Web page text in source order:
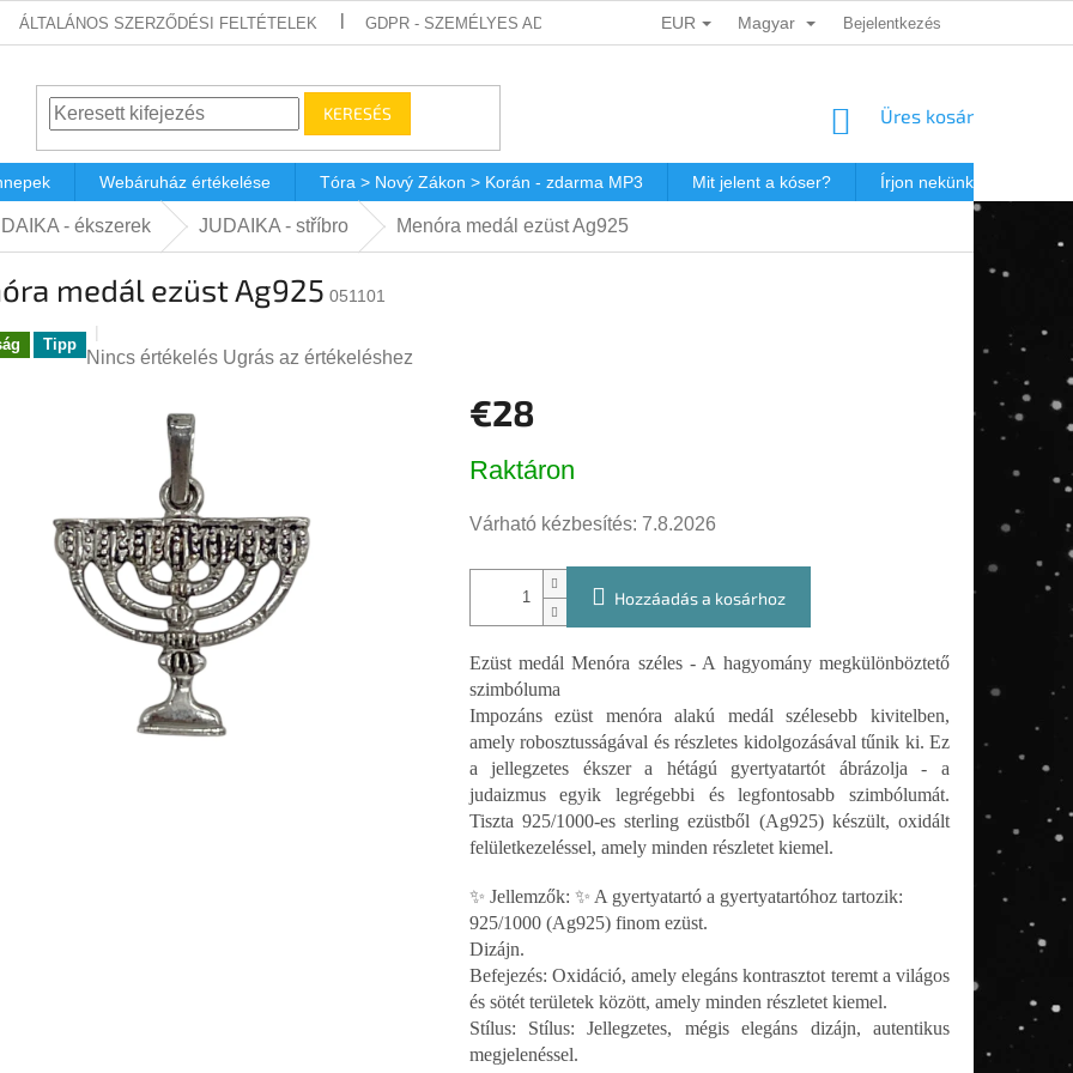
ÁLTALÁNOS SZERZŐDÉSI FELTÉTELEK GDPR - SZEMÉLYES ADATOK VÉDELME DÁRKOVÉ KUPONY POSTAKÖLTSÉG
EUR Magyar Bejelentkezés
KERESÉS KOSÁR
Üres kosár
Webáruház értékelése Tóra > Nový Zákon > Korán - zdarma MP3 Mit jelent a kóser? Írjon nekünk
- ékszerek JUDAIKA - stříbro Menóra medál ezüst Ag925
medál ezüst Ag925 051101
Tipp
A
értékelése
0,0
csillag.
Nincs értékelés Ugrás az értékeléshez
€28
Raktáron
Várható kézbesítés: 7.8.2026
Hozzáadás a kosárhoz
Ezüst medál Menóra széles - A hagyomány megkülönböztető
szimbóluma
Impozáns ezüst menóra alakú medál szélesebb kivitelben,
amely robosztusságával és részletes kidolgozásával tűnik ki. Ez
a jellegzetes ékszer a hétágú gyertyatartót ábrázolja - a
judaizmus egyik legrégebbi és legfontosabb szimbólumát.
Tiszta 925/1000-es sterling ezüstből (Ag925) készült, oxidált
felületkezeléssel, amely minden részletet kiemel.
✨ Jellemzők: ✨ A gyertyatartó a gyertyatartóhoz tartozik:
925/1000 (Ag925) finom ezüst.
Dizájn.
Befejezés: Oxidáció, amely elegáns kontrasztot teremt a világos
és sötét területek között, amely minden részletet kiemel.
Stílus: Stílus: Jellegzetes, mégis elegáns dizájn, autentikus
megjelenéssel.